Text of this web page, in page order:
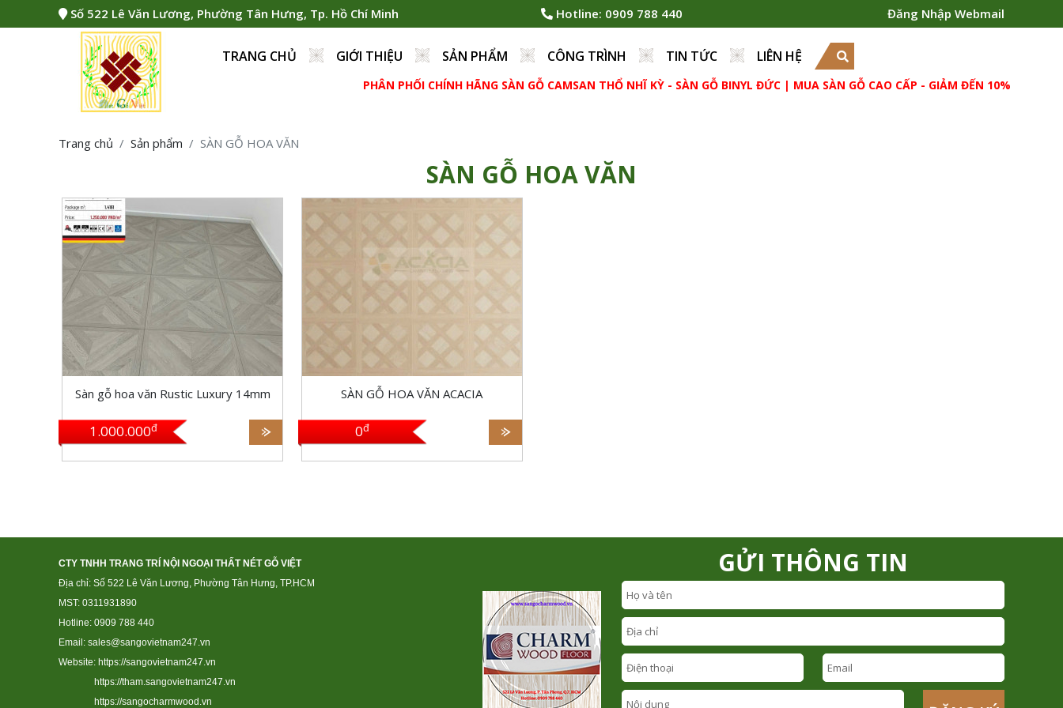
Số 522 Lê Văn Lương, Phường Tân Hưng, Tp. Hồ Chí Minh Hotline: 0909 788 440 Đăng Nhập Webmail
TRANG CHỦ GIỚI THIỆU SẢN PHẨM CÔNG TRÌNH TIN TỨC LIÊN HỆ
PHÂN PHỐI CHÍNH HÃNG SÀN GỖ CAMSAN THỔ NHĨ KỲ - SÀN GỖ BINYL ĐỨC | MUA SÀN GỖ CAO CẤP - GIẢM ĐẾN 10% THẢM
Trang chủ Sản phẩm SÀN GỖ HOA VĂN
SÀN GỖ HOA VĂN
EIR Designer’s Made By
Germany
Sàn gỗ hoa văn Rustic Luxury 14mm
1.000.000đ
SÀN GỖ HOA VĂN ACACIA
0đ
CTY TNHH TRANG TRÍ NỘI NGOẠI THẤT NÉT GỖ VIỆT
Địa chỉ: Số 522 Lê Văn Lương, Phường Tân Hưng, TP.HCM
MST: 0311931890
Hotline: 0909 788 440
Email: sales@sangovietnam247.vn
Website: https://sangovietnam247.vn
https://tham.sangovietnam247.vn
https://sangocharmwood.vn
GỬI THÔNG TIN